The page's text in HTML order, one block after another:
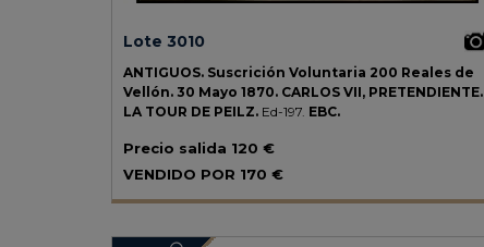
Lote 3010
ANTIGUOS. Suscrición Voluntaria 200 Reales de
Vellón. 30 Mayo 1870. CARLOS VII, PRETENDIENTE.
LA TOUR DE PEILZ. Ed-197. EBC.
Precio salida 120 €
VENDIDO POR 170 €